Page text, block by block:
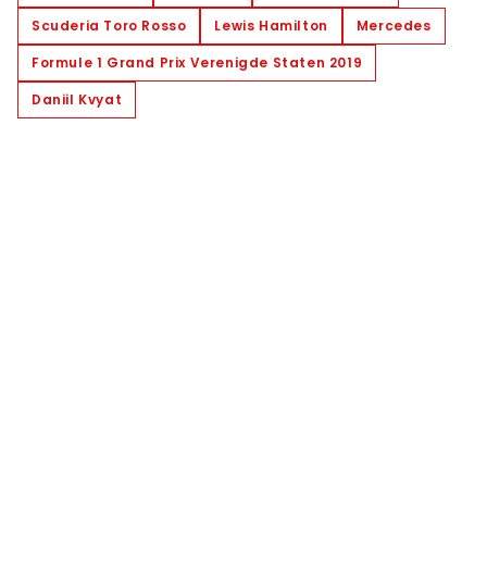
Scuderia Toro Rosso
Lewis Hamilton
Mercedes
Formule 1 Grand Prix Verenigde Staten 2019
Daniil Kvyat